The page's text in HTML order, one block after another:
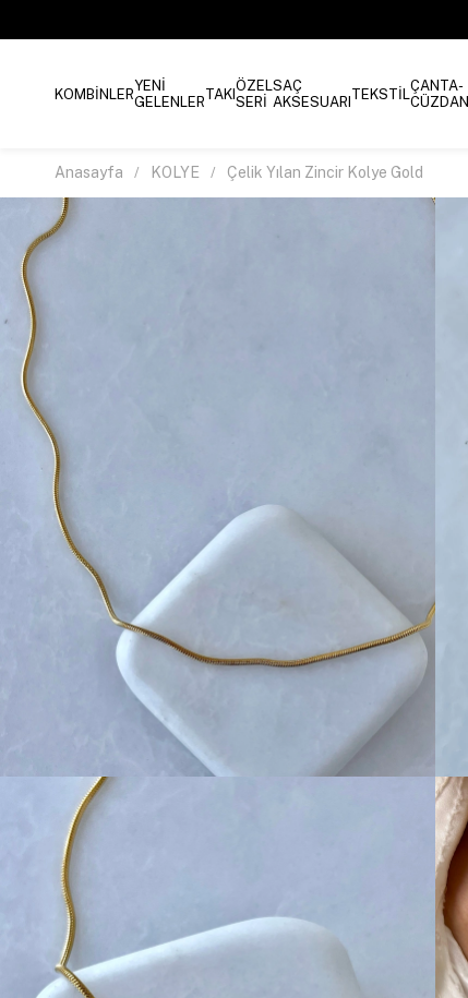
KOMBİNLERYENİ
GELENLERTAKIÖZEL
SERİ
SAÇ
AKSESUARI TEKSTİLÇANTA-
CÜZDAN
Anasayfa KOLYE Çelik Yılan Zincir Kolye Gold